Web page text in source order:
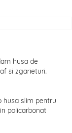
husa de
si zgarieturi.
husa slim pentru
policarbonat